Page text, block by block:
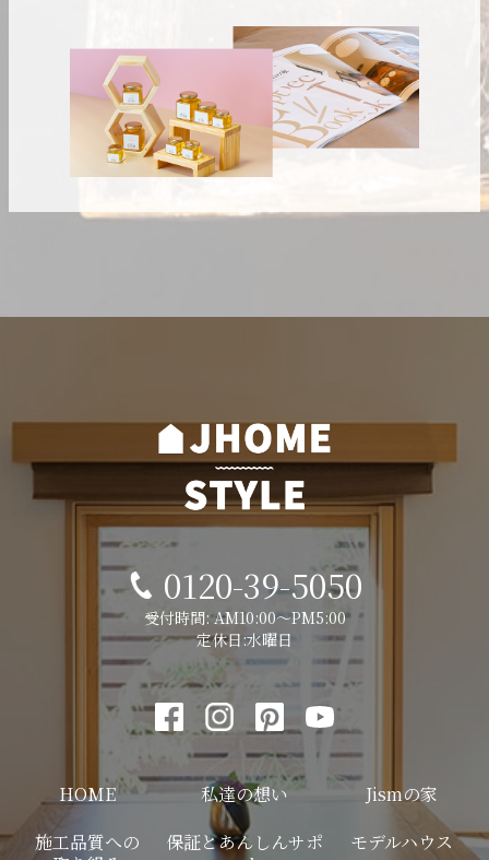
0120-39-5050
受付時間: AM10:00～PM5:00
定休日:水曜日
HOME 私達の想い
Jismの家
施工品質への
保証とあんしんサポ
モデルハウス